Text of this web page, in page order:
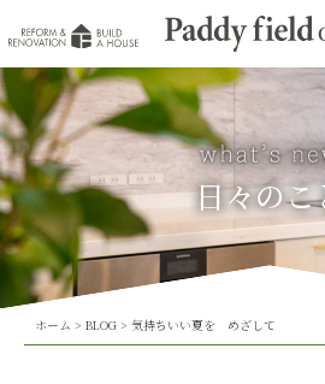
日々のこ
ホーム > BLOG> 気持ちいい夏を めざして